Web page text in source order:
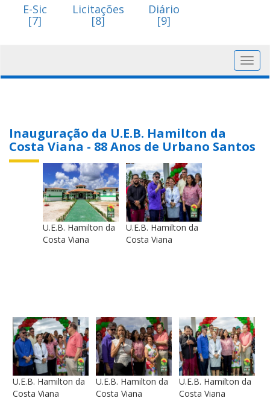
E-Sic
[7]
Licitações
[8]
Diário
[9]
Inauguração da U.E.B. Hamilton da
Costa Viana - 88 Anos de Urbano Santos
U.E.B. Hamilton da
Costa Viana
U.E.B. Hamilton da
Costa Viana
U.E.B. Hamilton da
Costa Viana
U.E.B. Hamilton da
Costa Viana
U.E.B. Hamilton da
Costa Viana